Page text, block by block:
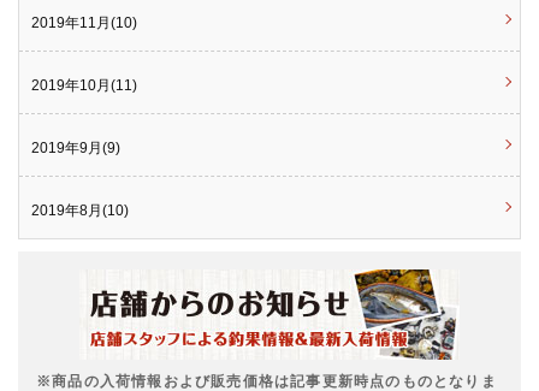
2019年11月(10)
2019年10月(11)
2019年9月(9)
2019年8月(10)
※商品の入荷情報および販売価格は記事更新時点のものとなりま